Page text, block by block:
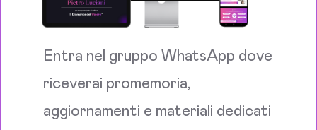
Entra nel gruppo WhatsApp dove
riceverai promemoria,
aggiornamenti e materiali dedicati